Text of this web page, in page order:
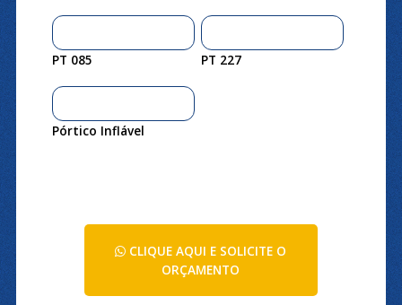
PT 085 PT 227
Pórtico Inflável
CLIQUE AQUI E SOLICITE O
ORÇAMENTO